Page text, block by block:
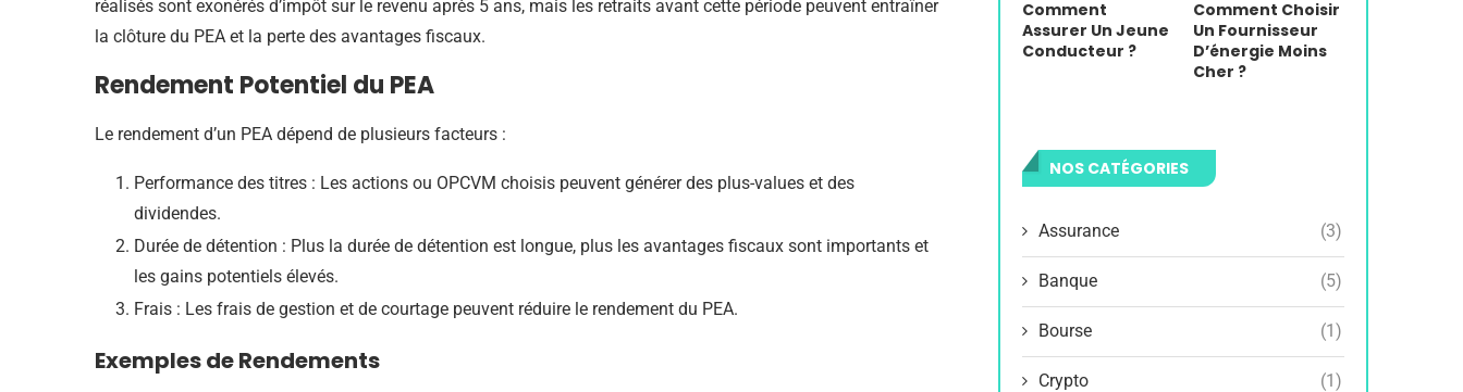
réalisés sont exonérés d’impôt sur le revenu après 5 ans, mais les retraits avant cette période peuvent entraîner
la clôture du PEA et la perte des avantages fiscaux.
Rendement Potentiel du PEA
Le rendement d’un PEA dépend de plusieurs facteurs :
Performance des titres : Les actions ou OPCVM choisis peuvent générer des plus-values et des
dividendes.
Durée de détention : Plus la durée de détention est longue, plus les avantages fiscaux sont importants et
les gains potentiels élevés.
Frais : Les frais de gestion et de courtage peuvent réduire le rendement du PEA.
Exemples de Rendements
Comment
Assurer Un Jeune
Conducteur ?
Comment Choisir
Un Fournisseur
D’énergie Moins
Cher ?
NOS CATÉGORIES
Assurance (3)
Banque (5)
Bourse (1)
Crypto (1)